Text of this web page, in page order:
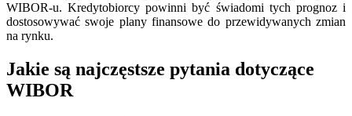
WIBOR-u. Kredytobiorcy powinni być świadomi tych prognoz i
dostosowywać swoje plany finansowe do przewidywanych zmian
na rynku.
Jakie są najczęstsze pytania dotyczące
WIBOR